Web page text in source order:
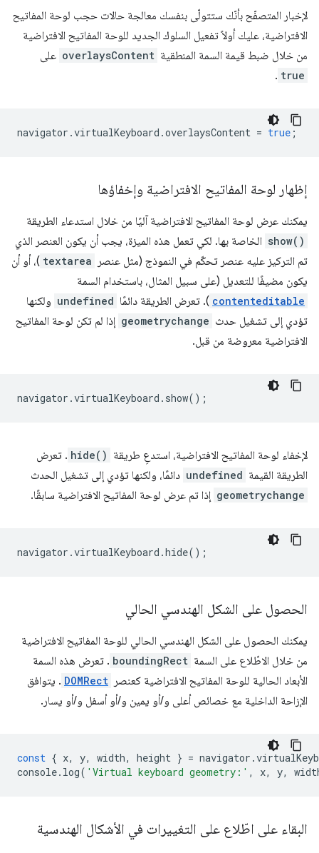
لإخبار المتصفّح بأنّك ستتولّى بنفسك معالجة حالات حجب لوحة المفاتيح
الافتراضية، عليك أولاً تفعيل السلوك الجديد للوحة المفاتيح الافتراضية
من خلال ضبط قيمة السمة المنطقية overlaysContent على
true
.
navigator .virtualKeyboard .overlaysContent = true ;
إظهار لوحة المفاتيح الافتراضية وإخفاؤها
يمكنك عرض لوحة المفاتيح الافتراضية آليًا من خلال استدعاء الطريقة
show() الخاصة بها. لكي تعمل هذه الميزة، يجب أن يكون العنصر الذي
تم التركيز عليه عنصر تحكّم في النموذج (مثل عنصر
textarea )، أو أن
يكون مضيفًا للتعديل (على سبيل المثال، باستخدام السمة
contenteditable ). تعرض الطريقة دائمًا undefined ولكنها
تؤدي إلى تشغيل حدث geometrychange إذا لم تكن لوحة المفاتيح
الافتراضية معروضة من قبل.
navigator .virtualKeyboard . show();
لإخفاء لوحة المفاتيح الافتراضية، استدعِ طريقة hide() . تعرض
الطريقة القيمة undefined دائمًا، ولكنها تؤدي إلى تشغيل الحدث
geometrychange إذا تم عرض لوحة المفاتيح الافتراضية سابقًا.
navigator .virtualKeyboard .hide();
الحصول على الشكل الهندسي الحالي
يمكنك الحصول على الشكل الهندسي الحالي للوحة المفاتيح الافتراضية
من خلال الاطّلاع على السمة boundingRect . تعرض هذه السمة
الأبعاد الحالية للوحة المفاتيح الافتراضية كعنصر DOMRect . يتوافق
الإزاحة الداخلية مع خصائص أعلى و/أو يمين و/أو أسفل و/أو يسار.
const { x, y, width, height } = navigator .
console. log( 'Virtual keyboard geometry:' , x, y,
البقاء على اطّلاع على التغييرات في الأشكال الهندسية